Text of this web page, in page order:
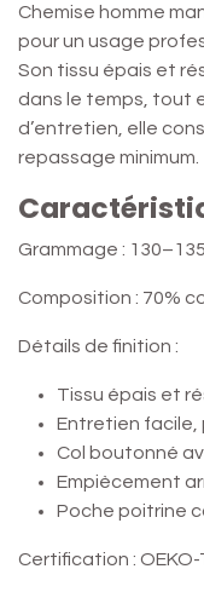
Chemise homme
pour un usage
Son tissu épais et
dans le temps, tout
d’entretien, elle
repassage minimum.
Grammage :
Composition : 70%
Détails de finition :
Tissu épais et
Entretien facile,
Col boutonné
Empiècement
Poche poitrine
Certification : OEKO-